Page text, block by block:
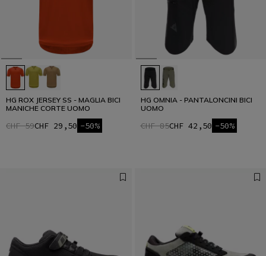
HG ROX JERSEY SS - MAGLIA BICI
MANICHE CORTE UOMO
CHF 59CHF 29,50 -50%
HG OMNIA - PANTALONCINI BICI
UOMO
CHF 85CHF 42,50 -50%